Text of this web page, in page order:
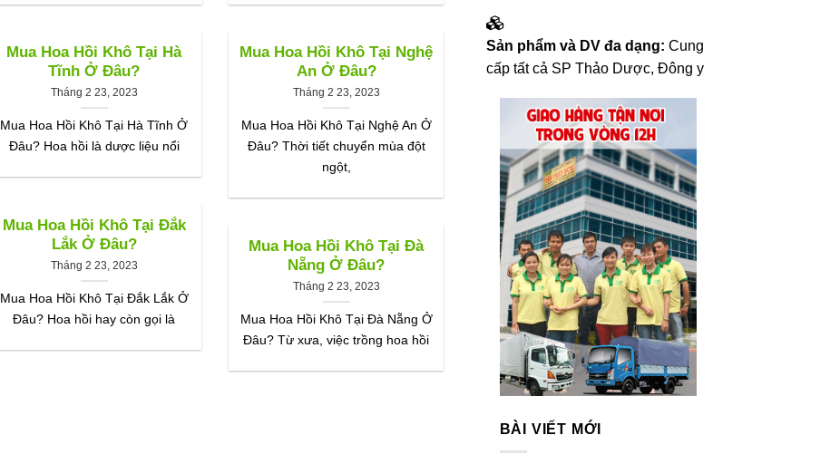
Mua Hoa Hồi Khô Tại Hà
Tĩnh Ở Đâu?
Tháng 2 23, 2023
Mua Hoa Hồi Khô Tại Hà Tĩnh Ở
Đâu? Hoa hồi là dược liệu nổi
Mua Hoa Hồi Khô Tại Nghệ
An Ở Đâu?
Tháng 2 23, 2023
Mua Hoa Hồi Khô Tại Nghệ An Ở
Đâu? Thời tiết chuyển mùa đột
ngột,
Mua Hoa Hồi Khô Tại Đắk
Lắk Ở Đâu?
Tháng 2 23, 2023
Mua Hoa Hồi Khô Tại Đắk Lắk Ở
Đâu? Hoa hồi hay còn gọi là
Mua Hoa Hồi Khô Tại Đà
Nẵng Ở Đâu?
Tháng 2 23, 2023
Mua Hoa Hồi Khô Tại Đà Nẵng Ở
Đâu? Từ xưa, việc trồng hoa hồi
Sản phẩm và DV đa dạng: Cung
cấp tất cả SP Thảo Dược, Đông y
BÀI VIẾT MỚI